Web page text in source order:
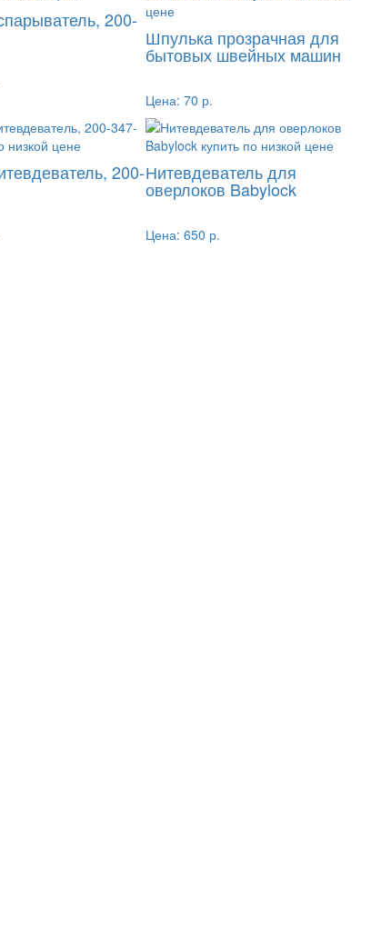
200-
Шпулька прозрачная для
бытовых швейных машин
Цена: 70 р.
200-Нитевдеватель для
оверлоков Babylock
Цена: 650 р.